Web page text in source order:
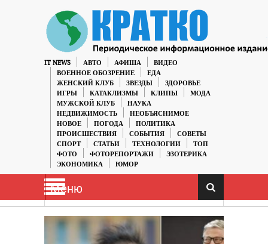
IT NEWS АВТО АФИША
ВИДЕО
ВОЕННОЕ ОБОЗРЕНИЕ
ЕДА
ЖЕНСКИЙ КЛУБ
ЗВЕЗДЫ
ЗДОРОВЬЕ
ИГРЫ
КАТАКЛИЗМЫ КЛИПЫ
МОДА
МУЖСКОЙ КЛУБ
НАУКА
НЕДВИЖИМОСТЬ
НЕОБЪЯСНИМОЕ
НОВОЕ
ПОГОДА
ПОЛИТИКА
ПРОИСШЕСТВИЯ
СОБЫТИЯ
СОВЕТЫ
СПОРТ
СТАТЬИ ТЕХНОЛОГИИ
ТОП
ФОТО
ФОТОРЕПОРТАЖИ
ЭЗОТЕРИКА
ЭКОНОМИКА
ЮМОР
Меню